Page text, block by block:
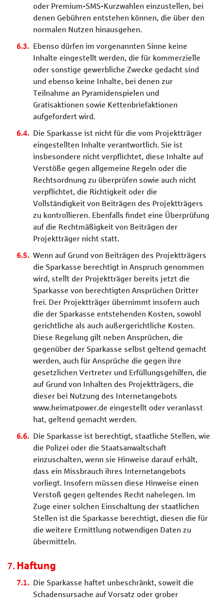
oder Premium-SMS-Kurzwahlen einzustellen, bei
denen Gebühren entstehen können, die über den
normalen Nutzen hinausgehen.
Ebenso dürfen im vorgenannten Sinne keine
Inhalte eingestellt werden, die für kommerzielle
oder sonstige gewerbliche Zwecke gedacht sind
und ebenso keine Inhalte, bei denen zur
Teilnahme an Pyramidenspielen und
Gratisaktionen sowie Kettenbriefaktionen
aufgefordert wird.
Die Sparkasse ist nicht für die vom Projektträger
eingestellten Inhalte verantwortlich. Sie ist
insbesondere nicht verpflichtet, diese Inhalte auf
Verstöße gegen allgemeine Regeln oder die
Rechtsordnung zu überprüfen sowie auch nicht
verpflichtet, die Richtigkeit oder die
Vollständigkeit von Beiträgen des Projektträgers
zu kontrollieren. Ebenfalls findet eine Überprüfung
auf die Rechtmäßigkeit von Beiträgen der
Projektträger nicht statt.
Wenn auf Grund von Beiträgen des Projektträgers
die Sparkasse berechtigt in Anspruch genommen
wird, stellt der Projektträger bereits jetzt die
Sparkasse von berechtigten Ansprüchen Dritter
frei. Der Projektträger übernimmt insofern auch
die der Sparkasse entstehenden Kosten, sowohl
gerichtliche als auch außergerichtliche Kosten.
Diese Regelung gilt neben Ansprüchen, die
gegenüber der Sparkasse selbst geltend gemacht
werden, auch für Ansprüche die gegen ihre
gesetzlichen Vertreter und Erfüllungsgehilfen, die
auf Grund von Inhalten des Projektträgers, die
dieser bei Nutzung des Internetangebots
www.heimatpower.de eingestellt oder veranlasst
hat, geltend gemacht werden.
Die Sparkasse ist berechtigt, staatliche Stellen, wie
die Polizei oder die Staatsanwaltschaft
einzuschalten, wenn sie Hinweise darauf erhält,
dass ein Missbrauch ihres Internetangebots
vorliegt. Insofern müssen diese Hinweise einen
Verstoß gegen geltendes Recht nahelegen. Im
Zuge einer solchen Einschaltung der staatlichen
Stellen ist die Sparkasse berechtigt, diesen die für
die weitere Ermittlung notwendigen Daten zu
übermitteln.
Haftung
Die Sparkasse haftet unbeschränkt, soweit die
Schadensursache auf Vorsatz oder grober